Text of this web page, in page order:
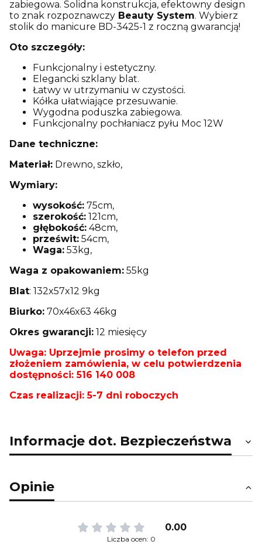
zabiegowa. Solidna konstrukcja, efektowny design
to znak rozpoznawczy Beauty System. Wybierz
stolik do manicure BD-3425-1 z roczną gwarancją!
Oto szczegóły:
Funkcjonalny i estetyczny.
Elegancki szklany blat.
Łatwy w utrzymaniu w czystości.
Kółka ułatwiające przesuwanie.
Wygodna poduszka zabiegowa.
Funkcjonalny pochłaniacz pyłu Moc 12W
Dane techniczne:
Materiał: Drewno, szkło,
Wymiary:
wysokość: 75cm,
szerokość: 121cm,
głębokość: 48cm,
prześwit: 54cm,
Waga: 53kg,
Waga z opakowaniem: 55kg
Blat: 132x57x12 9kg
Biurko: 70x46x63 46kg
Okres gwarancji: 12 miesięcy
Uwaga: Uprzejmie prosimy o telefon przed
złożeniem zamówienia, w celu potwierdzenia
dostępności: 516 140 008
Czas realizacji: 5-7 dni roboczych
Informacje dot. Bezpieczeństwa
Opinie
0.00
Liczba ocen: 0